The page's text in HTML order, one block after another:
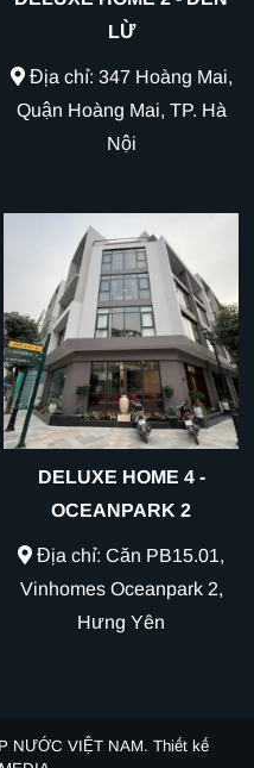
LỪ
Địa chỉ: 347 Hoàng Mai,
Quận Hoàng Mai, TP. Hà
Nội
DELUXE HOME 4 -
OCEANPARK 2
Địa chỉ: Căn PB15.01,
Vinhomes Oceanpark 2,
Hưng Yên
NƯỚC VIỆT NAM. Thiết kế